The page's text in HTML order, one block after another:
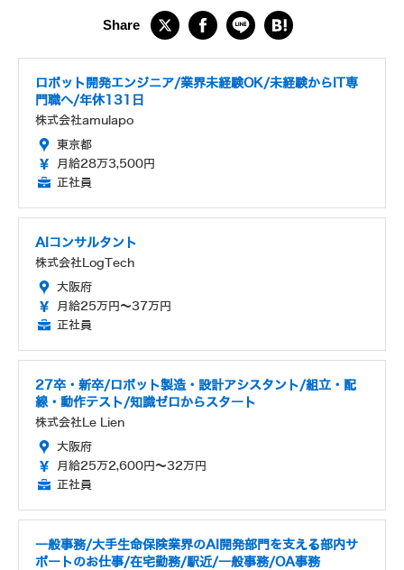
ロボット開発エンジニア/業界未経験OK/未経験からIT専
門職へ/年休131日
株式会社amulapo
東京都
月給28万3,500円
正社員
AIコンサルタント
株式会社LogTech
大阪府
月給25万円～37万円
正社員
27卒・新卒/ロボット製造・設計アシスタント/組立・配
線・動作テスト/知識ゼロからスタート
株式会社Le Lien
大阪府
月給25万2,600円～32万円
正社員
一般事務/大手生命保険業界のAI開発部門を支える部内サ
ポートのお仕事/在宅勤務/駅近/一般事務/OA事務